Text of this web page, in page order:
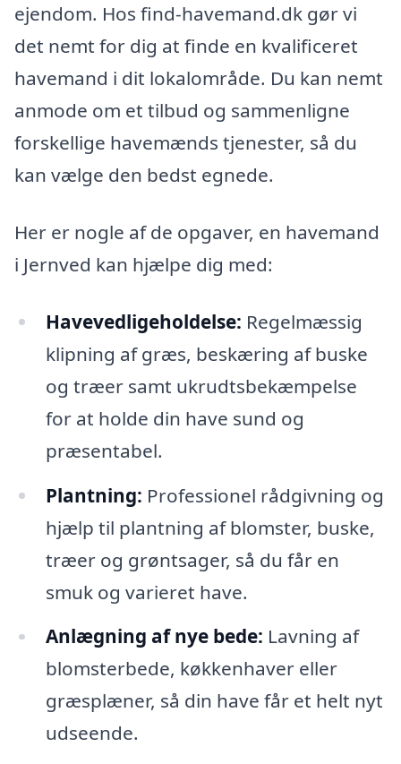
ejendom. Hos find-havemand.dk gør vi
det nemt for dig at finde en kvalificeret
havemand i dit lokalområde. Du kan nemt
anmode om et tilbud og sammenligne
forskellige havemænds tjenester, så du
kan vælge den bedst egnede.
Her er nogle af de opgaver, en havemand
i Jernved kan hjælpe dig med:
Havevedligeholdelse: Regelmæssig
klipning af græs, beskæring af buske
og træer samt ukrudtsbekæmpelse
for at holde din have sund og
præsentabel.
Plantning: Professionel rådgivning og
hjælp til plantning af blomster, buske,
træer og grøntsager, så du får en
smuk og varieret have.
Anlægning af nye bede: Lavning af
blomsterbede, køkkenhaver eller
græsplæner, så din have får et helt nyt
udseende.